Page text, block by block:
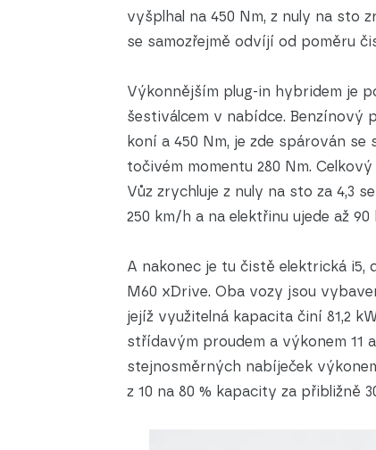
vyšplhal na 450 Nm, z nuly na sto
se samozřejmě odvíjí od poměru
Výkonnějším plug-in hybridem je
šestiválcem v nabídce. Benzínový
koní a 450 Nm, je zde spárován
točivém momentu 280 Nm.
Vůz zrychluje z nuly na sto za 4,3
250 km/h a na elektřinu ujede až 90
A nakonec je tu čistě elektrická i5,
M60 xDrive. Oba vozy jsou
jejíž využitelná kapacita činí 81,2
střídavým proudem a výkonem 11
stejnosměrných nabíječek
z 10 na 80 % kapacity za přibližně